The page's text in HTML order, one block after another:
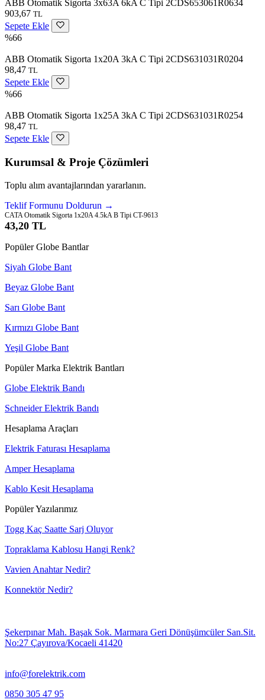
ABB Otomatik Sigorta 3x63A 6kA C Tipi 2CDS653061R0634
903,67 TL
Sepete Ekle
%66
ABB Otomatik Sigorta 1x20A 3kA C Tipi 2CDS631031R0204
98,47 TL
Sepete Ekle
%66
ABB Otomatik Sigorta 1x25A 3kA C Tipi 2CDS631031R0254
98,47 TL
Sepete Ekle
Kurumsal & Proje Çözümleri
Toplu alım avantajlarından yararlanın.
Teklif Formunu Doldurun →
CATA Otomatik Sigorta 1x20A 4.5kA B Tipi CT-9613
43,20 TL
Popüler Globe Bantlar
Siyah Globe Bant
Beyaz Globe Bant
Sarı Globe Bant
Kırmızı Globe Bant
Yeşil Globe Bant
Popüler Marka Elektrik Bantları
Globe Elektrik Bandı
Schneider Elektrik Bandı
Hesaplama Araçları
Elektrik Faturası Hesaplama
Amper Hesaplama
Kablo Kesit Hesaplama
Popüler Yazılarımız
Togg Kaç Saatte Sarj Oluyor
Topraklama Kablosu Hangi Renk?
Vavien Anahtar Nedir?
Konnektör Nedir?
Şekerpınar Mah. Başak Sok. Marmara Geri Dönüşümcüler San.Sit.
No:27 Çayırova/Kocaeli 41420
info@forelektrik.com
0850 305 47 95